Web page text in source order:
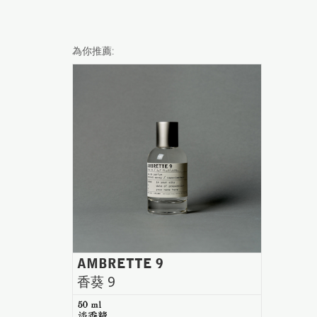
為你推薦:
AMBRETTE 9
香葵 9
50 ml